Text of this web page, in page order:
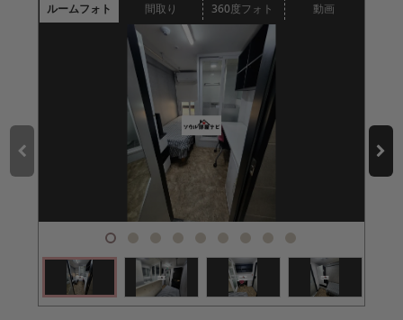
ルームフォト 間取り 360度フォト 動画